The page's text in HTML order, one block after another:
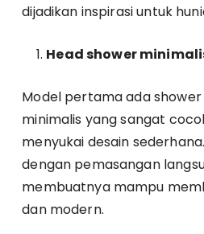
dijadikan inspirasi untuk
Head shower
Model pertama ada
minimalis yang sangat
menyukai desain
dengan pemasangan
membuatnya mampu
dan modern.